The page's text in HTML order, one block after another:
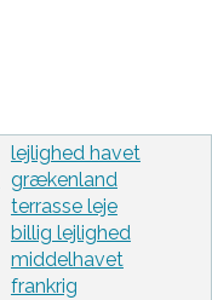
lejlighed havet
grækenland
terrasse leje
billig lejlighed
middelhavet
frankrig